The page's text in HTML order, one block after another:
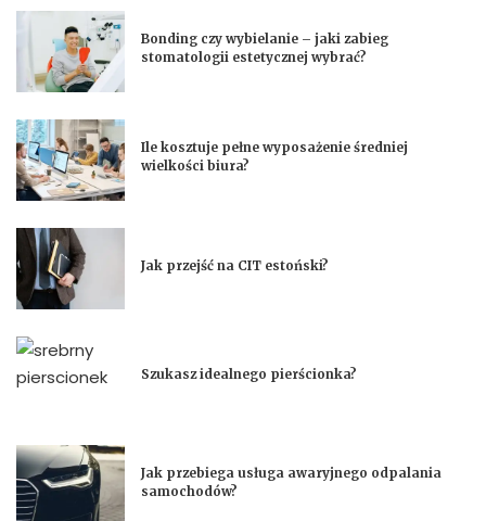
Bonding czy wybielanie – jaki zabieg
stomatologii estetycznej wybrać?
Ile kosztuje pełne wyposażenie średniej
wielkości biura?
Jak przejść na CIT estoński?
Szukasz idealnego pierścionka?
Jak przebiega usługa awaryjnego odpalania
samochodów?